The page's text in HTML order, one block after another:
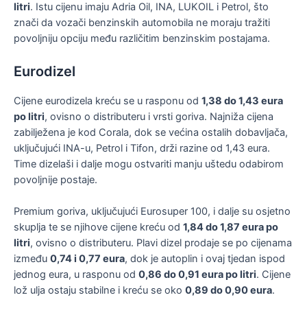
litri. Istu cijenu imaju Adria Oil, INA, LUKOIL i Petrol, što
znači da vozači benzinskih automobila ne moraju tražiti
povoljniju opciju među različitim benzinskim postajama.
Eurodizel
Cijene eurodizela kreću se u rasponu od 1,38 do 1,43 eura
po litri, ovisno o distributeru i vrsti goriva. Najniža cijena
zabilježena je kod Corala, dok se većina ostalih dobavljača,
uključujući INA-u, Petrol i Tifon, drži razine od 1,43 eura.
Time dizelaši i dalje mogu ostvariti manju uštedu odabirom
povoljnije postaje.
Premium goriva, uključujući Eurosuper 100, i dalje su osjetno
skuplja te se njihove cijene kreću od 1,84 do 1,87 eura po
litri, ovisno o distributeru. Plavi dizel prodaje se po cijenama
između 0,74 i 0,77 eura, dok je autoplin i ovaj tjedan ispod
jednog eura, u rasponu od 0,86 do 0,91 eura po litri. Cijene
lož ulja ostaju stabilne i kreću se oko 0,89 do 0,90 eura.